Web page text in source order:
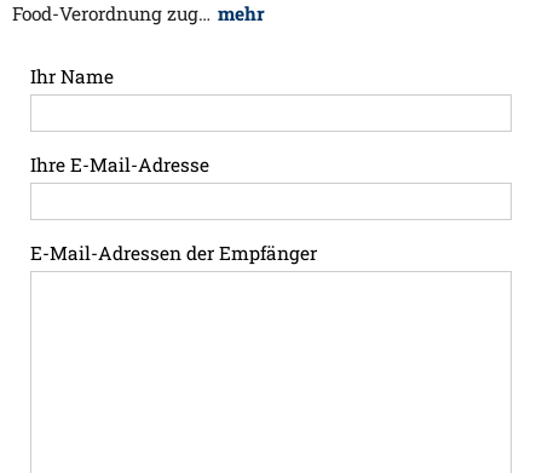
Food-Verordnung zug… mehr
Ihr Name
Ihre E-Mail-Adresse
E-Mail-Adressen der Empfänger